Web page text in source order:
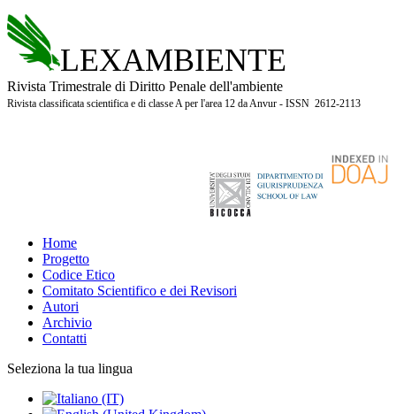
LEXAMBIENTE
Rivista Trimestrale di Diritto Penale dell'ambiente
Rivista classificata scientifica e di classe A per l'area 12 da Anvur - ISSN 2612-2113
Home
Progetto
Codice Etico
Comitato Scientifico e dei Revisori
Autori
Archivio
Contatti
Seleziona la tua lingua